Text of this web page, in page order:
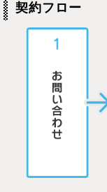
契約フロー